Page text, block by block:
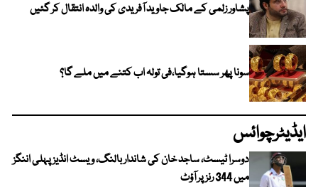
پشاور زلمی کے مالک جاوید آفریدی کی والدہ انتقال کر گئیں
سونا پھر سستا ہوگیا،فی تولہ اب کتنے میں ملے گا؟
ایڈیٹرچوائس
دوسرا ٹیسٹ، ساجد خان کی شاندار بالنگ، ویسٹ انڈیز پہلی اننگز
میں 344 رنز پر آؤٹ